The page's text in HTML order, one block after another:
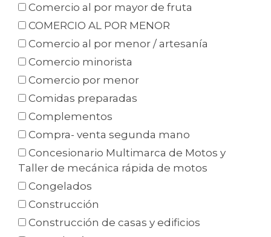
Comercio al por mayor de fruta
COMERCIO AL POR MENOR
Comercio al por menor / artesanía
Comercio minorista
Comercio por menor
Comidas preparadas
Complementos
Compra- venta segunda mano
Concesionario Multimarca de Motos y
Taller de mecánica rápida de motos
Congelados
Construcción
Construcción de casas y edificios